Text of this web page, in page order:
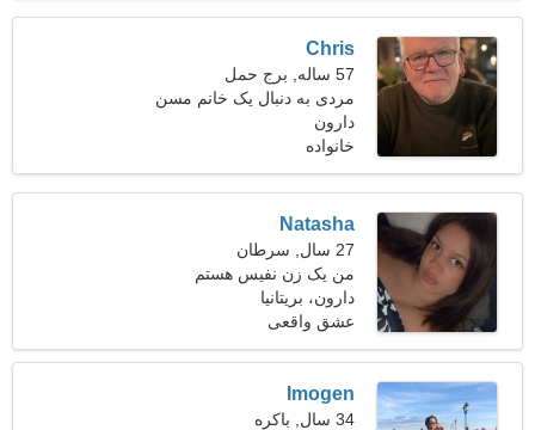
Chris
57 ساله, برج حمل
مردی به دنبال یک خانم مسن
دارون
خانواده
Natasha
27 سال, سرطان
من یک زن نفیس هستم
دارون، بریتانیا
عشق واقعی
Imogen
34 سال, باکره